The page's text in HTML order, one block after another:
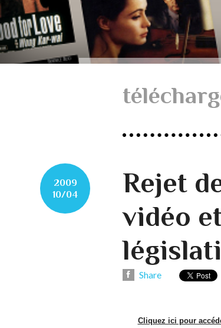
2009
10/04
Rejet
vidéo
Share
Cliquez ici pour